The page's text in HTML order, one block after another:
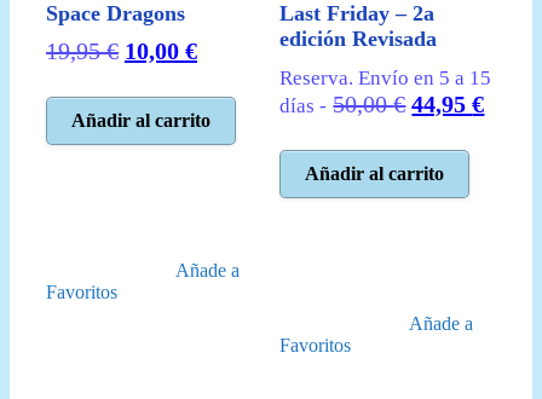
Space Dragons
19,95€ El
original
era:
10,00 €El
actual
es:
Añadir al carrito
Añade a
Favoritos
Last Friday – 2a
edición Revisada
Reserva. Envío en 5 a 15
días - 50,00€ El
original
era:
44,95€El
Añadir al carrito
Añade a
Favoritos